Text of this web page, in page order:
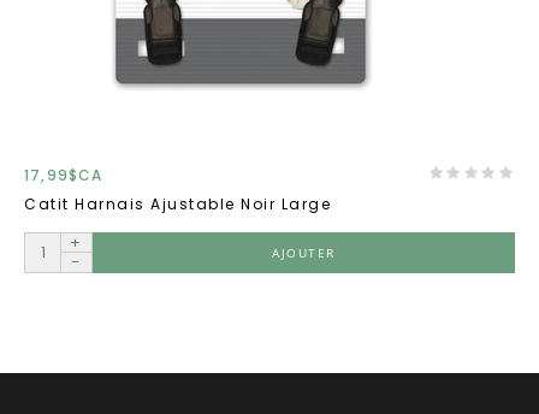
17,99$CA
Catit Harnais Ajustable Noir Large
+
-
AJOUTER